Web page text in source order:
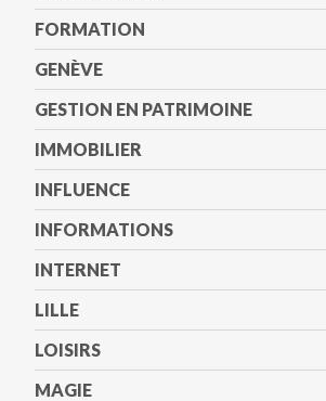
FORMATION
GENÈVE
GESTION EN PATRIMOINE
IMMOBILIER
INFLUENCE
INFORMATIONS
INTERNET
LILLE
LOISIRS
MAGIE